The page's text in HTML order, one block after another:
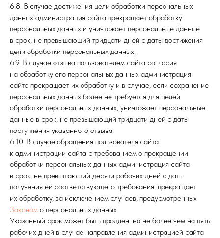
6.8. В случае достижения цели обработки персональных
данных администрация сайта прекращает обработку
персональных данных и уничтожает персональные данные
в срок, не превышающий тридцати дней с даты достижения
цели обработки персональных данных.
6.9. В случае отзыва пользователем сайта согласия
на обработку его персональных данных администрация
сайта прекращает их обработку и в случае, если сохранение
персональных данных более не требуется для целей
обработки персональных данных, уничтожает персональные
данные в срок, не превышающий тридцати дней с даты
поступления указанного отзыва.
6.10. В случае обращения пользователя сайта
к администрации сайта с требованием о прекращении
обработки персональных данных администрация сайта
в срок, не превышающий десяти рабочих дней с даты
получения ей соответствующего требования, прекращает
их обработку, за исключением случаев, предусмотренных
Законом о персональных данных.
Указанный срок может быть продлен, но не более чем на пять
рабочих дней в случае направления администрацией сайта